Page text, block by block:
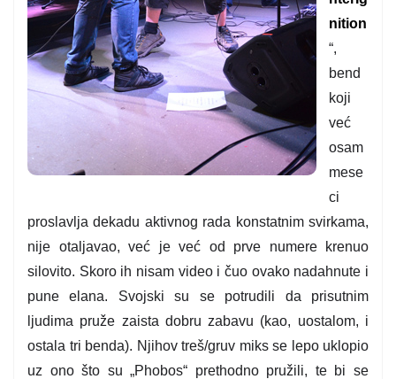
nition
“,
bend
koji
već
osam
mese
ci
proslavlja dekadu aktivnog rada konstatnim svirkama,
nije otaljavao, već je već od prve numere krenuo
silovito. Skoro ih nisam video i čuo ovako nadahnute i
pune elana. Svojski su se potrudili da prisutnim
ljudima pruže zaista dobru zabavu (kao, uostalom, i
ostala tri benda). Njihov treš/gruv miks se lepo uklopio
uz ono što su „Phobos“ prethodno pružili, te bi se